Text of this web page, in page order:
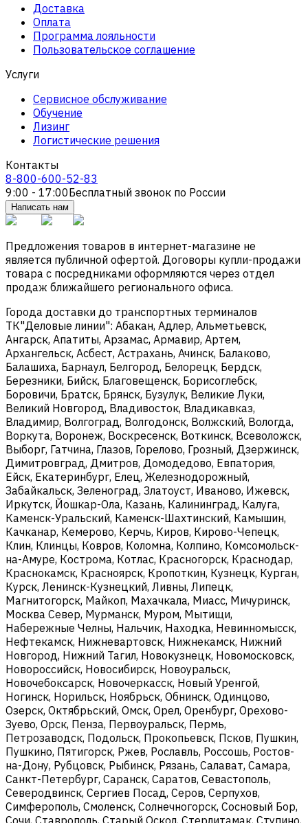
Доставка
Оплата
Программа лояльности
Пользовательское соглашение
Услуги
Сервисное обслуживание
Обучение
Лизинг
Логистические решения
Контакты
8-800-600-52-83
9:00 - 17:00Бесплатный звонок по России
Написать нам
Предложения товаров в интернет-магазине не
является публичной офертой. Договоры купли-продажи
товара с посредниками оформляются через отдел
продаж ближайшего регионального офиса.
Города доставки до транспортных терминалов
ТК"Деловые линии": Абакан, Адлер, Альметьевск,
Ангарск, Апатиты, Арзамас, Армавир, Артем,
Архангельск, Асбест, Астрахань, Ачинск, Балаково,
Балашиха, Барнаул, Белгород, Белорецк, Бердск,
Березники, Бийск, Благовещенск, Борисоглебск,
Боровичи, Братск, Брянск, Бузулук, Великие Луки,
Великий Новгород, Владивосток, Владикавказ,
Владимир, Волгоград, Волгодонск, Волжский, Вологда,
Воркута, Воронеж, Воскресенск, Воткинск, Всеволожск,
Выборг, Гатчина, Глазов, Горелово, Грозный, Дзержинск,
Димитровград, Дмитров, Домодедово, Евпатория,
Ейск, Екатеринбург, Елец, Железнодорожный,
Забайкальск, Зеленоград, Златоуст, Иваново, Ижевск,
Иркутск, Йошкар-Ола, Казань, Калининград, Калуга,
Каменск-Уральский, Каменск-Шахтинский, Камышин,
Качканар, Кемерово, Керчь, Киров, Кирово-Чепецк,
Клин, Клинцы, Ковров, Коломна, Колпино, Комсомольск-
на-Амуре, Кострома, Котлас, Красногорск, Краснодар,
Краснокамск, Красноярск, Кропоткин, Кузнецк, Курган,
Курск, Ленинск-Кузнецкий, Ливны, Липецк,
Магнитогорск, Майкоп, Махачкала, Миасс, Мичуринск,
Москва Север, Мурманск, Муром, Мытищи,
Набережные Челны, Нальчик, Находка, Невинномысск,
Нефтекамск, Нижневартовск, Нижнекамск, Нижний
Новгород, Нижний Тагил, Новокузнецк, Новомосковск,
Новороссийск, Новосибирск, Новоуральск,
Новочебоксарск, Новочеркасск, Новый Уренгой,
Ногинск, Норильск, Ноябрьск, Обнинск, Одинцово,
Озерск, Октябрьский, Омск, Орел, Оренбург, Орехово-
Зуево, Орск, Пенза, Первоуральск, Пермь,
Петрозаводск, Подольск, Прокопьевск, Псков, Пушкин,
Пушкино, Пятигорск, Ржев, Рославль, Россошь, Ростов-
на-Дону, Рубцовск, Рыбинск, Рязань, Салават, Самара,
Санкт-Петербург, Саранск, Саратов, Севастополь,
Северодвинск, Сергиев Посад, Серов, Серпухов,
Симферополь, Смоленск, Солнечногорск, Сосновый Бор,
Сочи, Ставрополь, Старый Оскол, Стерлитамак, Ступино,